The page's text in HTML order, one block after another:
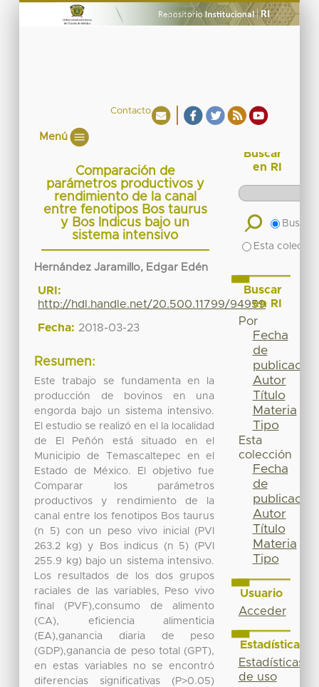
Contacto
Menú
Comparación de
parámetros productivos y
rendimiento de la canal
entre fenotipos Bos taurus
y Bos Indicus bajo un
sistema intensivo
Hernández Jaramillo, Edgar Edén
URI:
http://hdl.handle.net/20.500.11799/94959
Fecha: 2018-03-23
Resumen:
Este trabajo se fundamenta en la
producción de bovinos en una
engorda bajo un sistema intensivo.
El estudio se realizó en el la localidad
de El Peñón está situado en el
Municipio de Temascaltepec en el
Estado de México. El objetivo fue
Comparar los parámetros
productivos y rendimiento de la
canal entre los fenotipos Bos taurus
(n 5) con un peso vivo inicial (PVI
263.2 kg) y Bos indicus (n 5) (PVI
255.9 kg) bajo un sistema intensivo.
Los resultados de los dos grupos
raciales de las variables, Peso vivo
final (PVF),consumo de alimento
(CA), eficiencia alimenticia
(EA),ganancia diaria de peso
(GDP),ganancia de peso total (GPT),
en estas variables no se encontró
diferencias significativas (P>0.05)
Buscar
en RI
Buscar
Esta
Buscar
en RI
Por
Fecha
de
publicación
Autor
Título
Materia
Tipo
Esta
colección
Fecha
de
publicación
Autor
Título
Materia
Tipo
Usuario
Acceder
Estadísticas
Estadísticas
de uso